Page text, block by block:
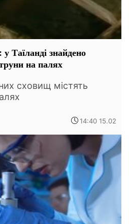
Таїланді знайдено
на палях
сховищ містять
14:40 15.02